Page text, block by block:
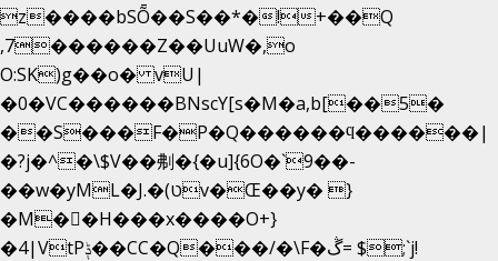
z����bSȬ��S��*�!+��Q
,7������Z��UuW�,o
O:SK)g��o� vU|
�0�VC������BNscY[s�M�a,b[��5�
��S���F�P�Q������ϥ������|
�?j�^�\$V��刜�{�u]{6O�`9��-
��w�yML�J.�(טv�Œ��y� }
�M��H���x����O+}
�4|VtPݙ��CC�Q���/�\F�ڴ= $;`j!